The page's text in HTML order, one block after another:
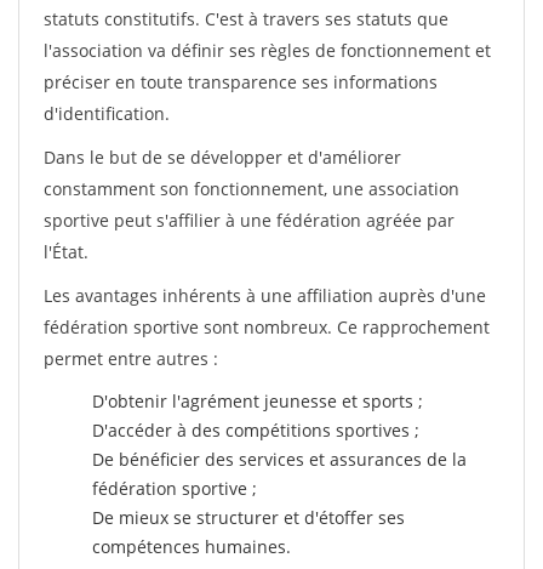
statuts constitutifs. C'est à travers ses statuts que
l'association va définir ses règles de fonctionnement et
préciser en toute transparence ses informations
d'identification.
Dans le but de se développer et d'améliorer
constamment son fonctionnement, une association
sportive peut s'affilier à une fédération agréée par
l'État.
Les avantages inhérents à une affiliation auprès d'une
fédération sportive sont nombreux. Ce rapprochement
permet entre autres :
D'obtenir l'agrément jeunesse et sports ;
D'accéder à des compétitions sportives ;
De bénéficier des services et assurances de la
fédération sportive ;
De mieux se structurer et d'étoffer ses
compétences humaines.